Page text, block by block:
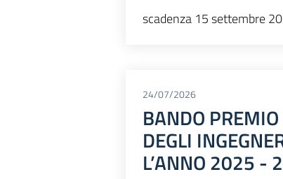
scadenza 15 settembre
24/07/2026
BANDO PREMIO
DEGLI
L’ANNO 2025 -